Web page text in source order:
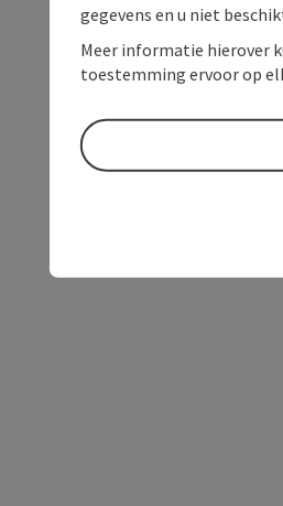
gegevens en u niet
Meer informatie hierover
toestemming ervoor op